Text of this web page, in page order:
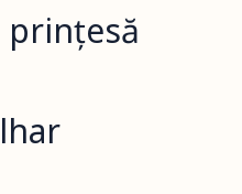
prințesă